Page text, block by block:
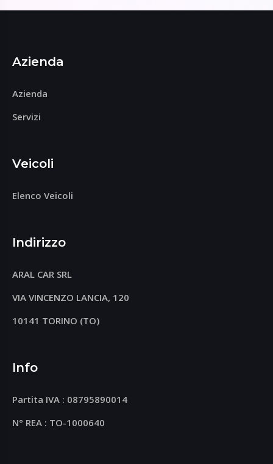
Azienda
Azienda
Servizi
Veicoli
Elenco Veicoli
Indirizzo
ARAL CAR SRL
VIA VINCENZO LANCIA, 120
10141 TORINO (TO)
Info
Partita IVA : 08795890014
N° REA : TO-1000640